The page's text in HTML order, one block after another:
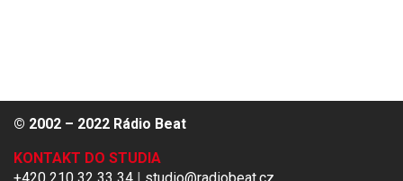
© 2002 – 2022 Rádio Beat
KONTAKT DO STUDIA
+420 210 32 33 34 | studio@radiobeat.cz